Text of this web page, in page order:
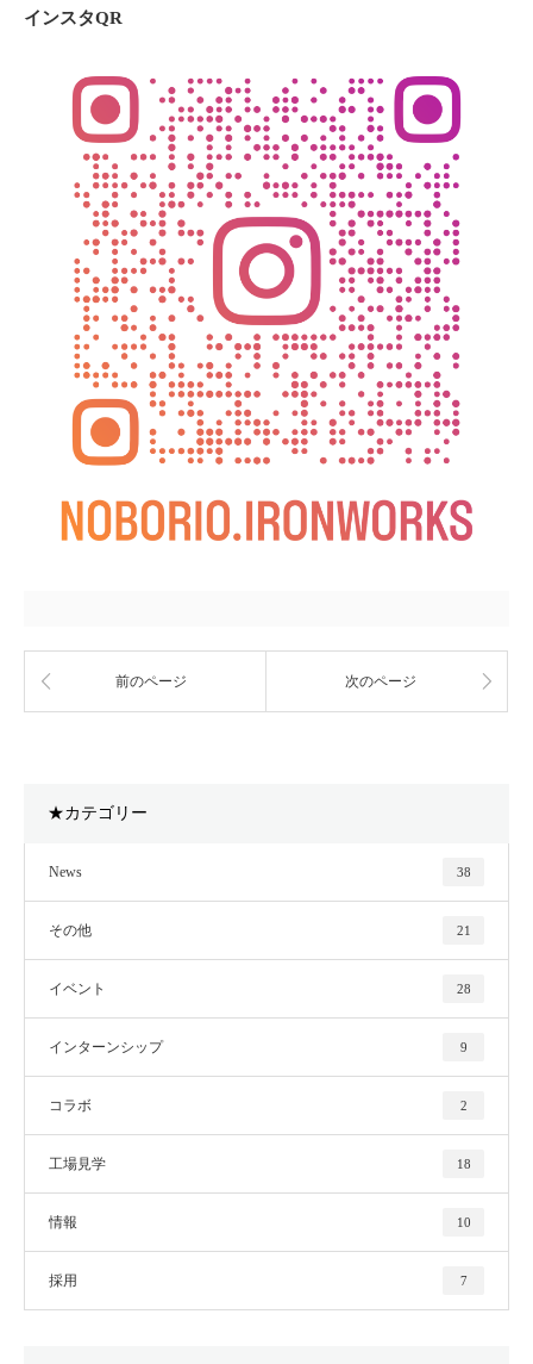
インスタQR
前のページ 次のページ
★カテゴリー
News 38
その他 21
イベント 28
インターンシップ 9
コラボ 2
工場見学 18
情報 10
採用 7